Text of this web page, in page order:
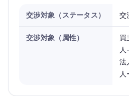
交渉対象（ステータス） 交
交渉対象（属性）
買
法
人